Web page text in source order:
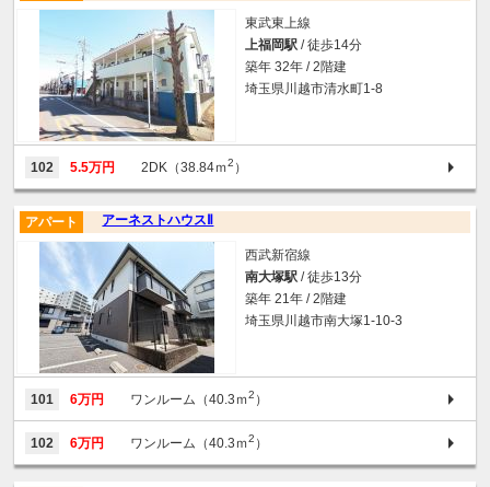
東武東上線
上福岡駅 / 徒歩14分
築年 32年 / 2階建
埼玉県川越市清水町1-8
102 5.5万円 2DK（38.84ｍ2 ）
アーネストハウスⅡ
アパート
西武新宿線
南大塚駅 / 徒歩13分
築年 21年 / 2階建
埼玉県川越市南大塚1-10-3
101 6万円 ワンルーム（40.3ｍ2 ）
102 6万円 ワンルーム（40.3ｍ2 ）